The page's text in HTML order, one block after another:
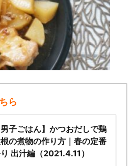
ら
男子ごはん】かつおだしで鶏
の煮物の作り方｜春の定番
出汁編（2021.4.11）